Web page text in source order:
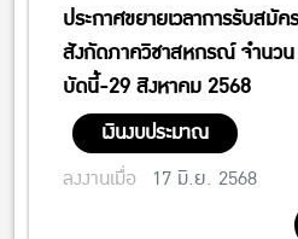
ประกาศขยายเวลาการรับสมั
สังกัดภาควิชาสหกรณ์ จำนว
บัดนี้-29 สิงหาคม 2568
เงินงบประมาณ
ลงงานเมื่อ 17 มิ.ย. 2568